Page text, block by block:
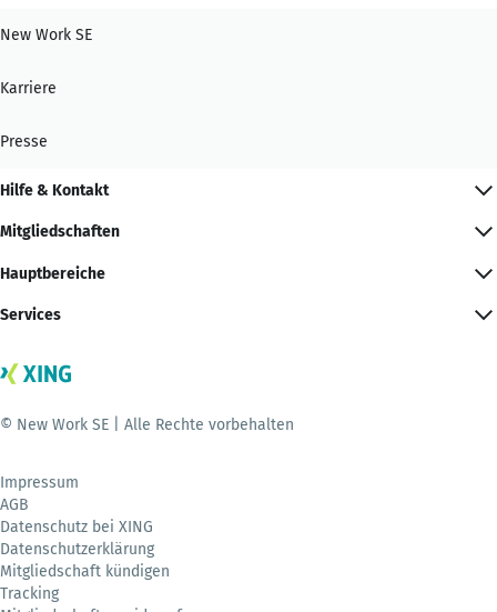
New Work SE
Karriere
Presse
Hilfe & Kontakt
Mitgliedschaften
Hauptbereiche
Services
© New Work SE | Alle Rechte vorbehalten
Impressum
AGB
Datenschutz bei XING
Datenschutzerklärung
Mitgliedschaft kündigen
Tracking